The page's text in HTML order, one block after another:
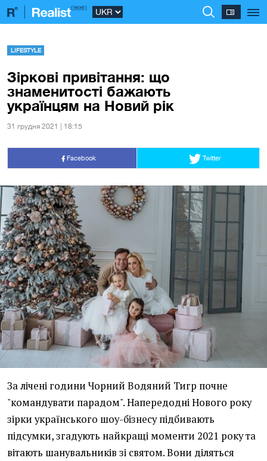
LIFESTYLE
Зіркові привітання: що
знаменитості бажають
українцям на Новий рік
31 грудня 2021 | 18:15
Facebook Twitter
За лічені години Чорний Водяний Тигр почне
"командувати парадом". Напередодні Нового року
зірки українського шоу-бізнесу підбивають
підсумки, згадують найкращі моменти 2021 року та
вітають шанувальників зі святом. Вони діляться